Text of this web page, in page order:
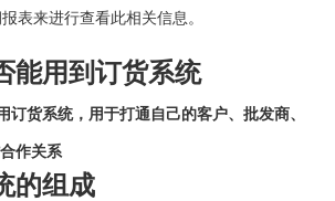
表来进行查看此相关信息。
能用到订货系统
订货系统，用于打通自己的客户、批发商、
作关系
的组成